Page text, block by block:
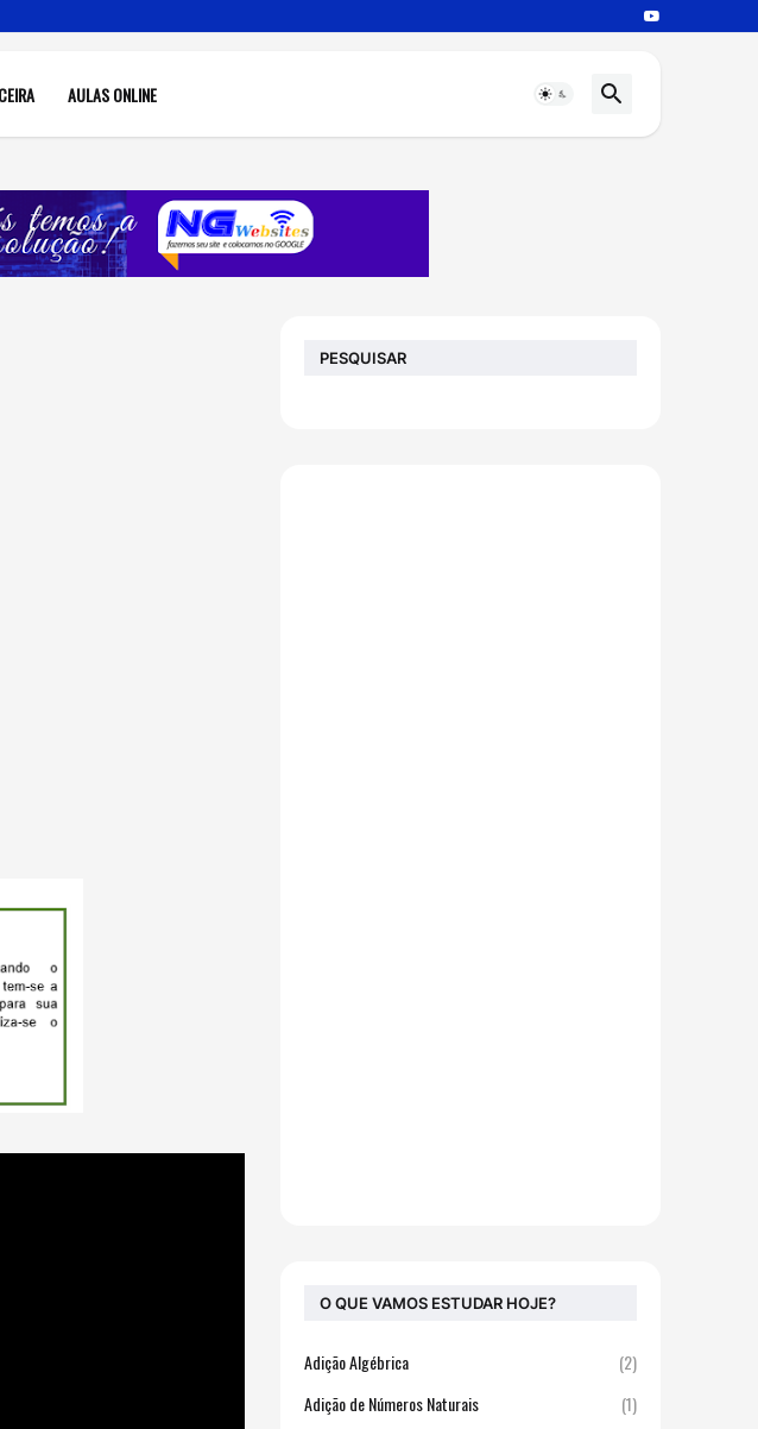
AULAS ONLINE
PESQUISAR
O QUE VAMOS ESTUDAR HOJE?
Adição Algébrica
(2)
Adição de Números Naturais
(1)